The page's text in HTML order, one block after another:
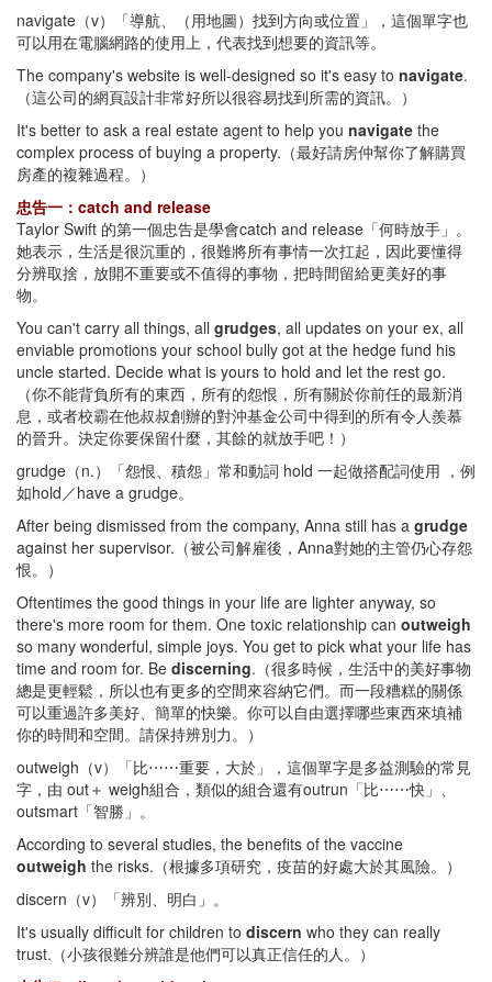
navigate（v）「導航、（用地圖）找到方向或位置」，這個單字也
可以用在電腦網路的使用上，代表找到想要的資訊等。
The company's website is well-designed so it's easy to navigate.
（這公司的網頁設計非常好所以很容易找到所需的資訊。）
It's better to ask a real estate agent to help you navigate the
complex process of buying a property.（最好請房仲幫你了解購買
房產的複雜過程。）
忠告一：catch and release
Taylor Swift 的第一個忠告是學會catch and release「何時放手」。
她表示，生活是很沉重的，很難將所有事情一次扛起，因此要懂得
分辨取捨，放開不重要或不值得的事物，把時間留給更美好的事
物。
You can't carry all things, all grudges, all updates on your ex, all
enviable promotions your school bully got at the hedge fund his
uncle started. Decide what is yours to hold and let the rest go.
（你不能背負所有的東西，所有的怨恨，所有關於你前任的最新消
息，或者校霸在他叔叔創辦的對沖基金公司中得到的所有令人羨慕
的晉升。決定你要保留什麼，其餘的就放手吧！）
grudge（n.）「怨恨、積怨」常和動詞 hold 一起做搭配詞使用 ，例
如hold／have a grudge。
After being dismissed from the company, Anna still has a grudge
against her supervisor.（被公司解雇後，Anna對她的主管仍心存怨
恨。）
Oftentimes the good things in your life are lighter anyway, so
there's more room for them. One toxic relationship can outweigh
so many wonderful, simple joys. You get to pick what your life has
time and room for. Be discerning.（很多時候，生活中的美好事物
總是更輕鬆，所以也有更多的空間來容納它們。而一段糟糕的關係
可以重過許多美好、簡單的快樂。你可以自由選擇哪些東西來填補
你的時間和空間。請保持辨別力。）
outweigh（v）「比⋯⋯重要，大於」，這個單字是多益測驗的常見
字，由 out＋ weigh組合，類似的組合還有outrun「比⋯⋯快」、
outsmart「智勝」。
According to several studies, the benefits of the vaccine
outweigh the risks.（根據多項研究，疫苗的好處大於其風險。）
discern（v）「辨別、明白」。
It's usually difficult for children to discern who they can really
trust.（小孩很難分辨誰是他們可以真正信任的人。）